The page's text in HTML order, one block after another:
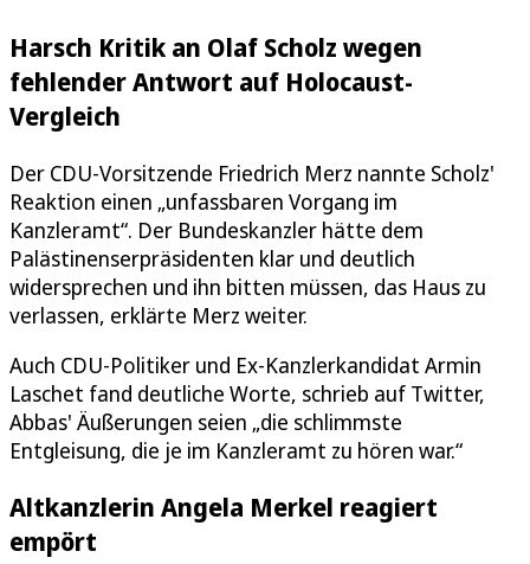
Harsch Kritik an Olaf Scholz wegen
fehlender Antwort auf Holocaust-
Vergleich
Der CDU-Vorsitzende Friedrich Merz nannte Scholz'
Reaktion einen „unfassbaren Vorgang im
Kanzleramt“. Der Bundeskanzler hätte dem
Palästinenserpräsidenten klar und deutlich
widersprechen und ihn bitten müssen, das Haus zu
verlassen, erklärte Merz weiter.
Auch CDU-Politiker und Ex-Kanzlerkandidat Armin
Laschet fand deutliche Worte, schrieb auf Twitter,
Abbas' Äußerungen seien „die schlimmste
Entgleisung, die je im Kanzleramt zu hören war.“
Altkanzlerin Angela Merkel reagiert
empört